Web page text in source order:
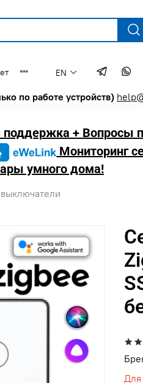
EN
по работе устройств)
поддержка + Вопросы
Мониторинг
умного дома!
Для